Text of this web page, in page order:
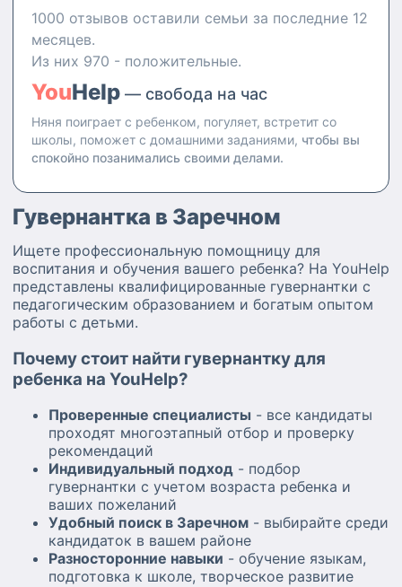
1000 отзывов оставили семьи за последние 12
месяцев.
Из них 970 - положительные.
YouHelp — свобода на час
Няня поиграет с ребенком, погуляет, встретит со
школы, поможет с домашними заданиями, чтобы вы
спокойно позанимались своими делами.
Гувернантка в Заречном
Ищете профессиональную помощницу для
воспитания и обучения вашего ребенка? На YouHelp
представлены квалифицированные гувернантки с
педагогическим образованием и богатым опытом
работы с детьми.
Почему стоит найти гувернантку для
ребенка на YouHelp?
Проверенные специалисты - все кандидаты
проходят многоэтапный отбор и проверку
рекомендаций
Индивидуальный подход - подбор
гувернантки с учетом возраста ребенка и
ваших пожеланий
Удобный поиск в Заречном - выбирайте среди
кандидаток в вашем районе
Разносторонние навыки - обучение языкам,
подготовка к школе, творческое развитие